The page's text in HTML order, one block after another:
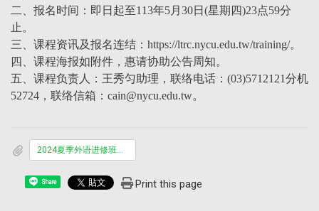
二、报名时间：即日起至113年5月30日(星期四)23点59分
止。
三、课程资讯及报名连结：https://ltrc.nycu.edu.tw/training/。
四、课程海报如附件，惠请协助公告周知。
五、课程负责人：王秀匀助理，联络电话：(03)5712121分机
52724，联络信箱：cain@nycu.edu.tw。
Share Print this page